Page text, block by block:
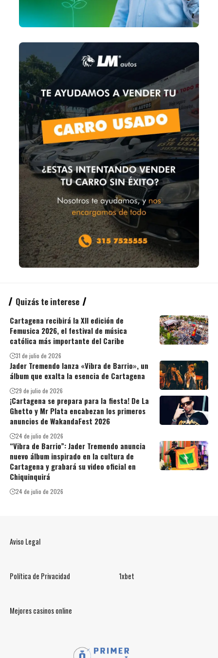
Quizás te interese
Cartagena recibirá la XII edición de
Femusica 2026, el festival de música
católica más importante del Caribe
31 de julio de 2026
Jader Tremendo lanza «Vibra de Barrio», un
álbum que exalta la esencia de Cartagena
29 de julio de 2026
¡Cartagena se prepara para la fiesta! De La
Ghetto y Mr Plata encabezan los primeros
anuncios de WakandaFest 2026
24 de julio de 2026
“Vibra de Barrio”: Jader Tremendo anuncia
nuevo álbum inspirado en la cultura de
Cartagena y grabará su video oficial en
Chiquinquirá
24 de julio de 2026
Aviso Legal
Política de Privacidad 1xbet
Mejores casinos online